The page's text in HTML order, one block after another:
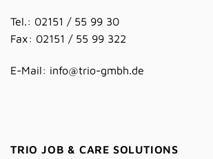
Tel.: 02151 / 55 99 30
Fax: 02151 / 55 99 322
E-Mail: info@trio-gmbh.de
TRIO JOB & CARE SOLUTIONS